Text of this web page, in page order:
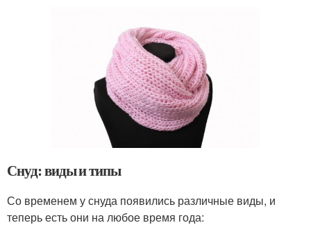
Снуд: виды и типы
Со временем у снуда появились различные виды, и
теперь есть они на любое время года: